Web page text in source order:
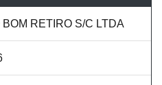
RETIRO S/C LTDA